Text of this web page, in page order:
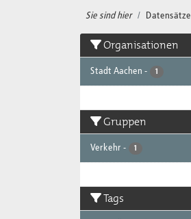
Sie sind hier Datensätze
Organisationen
Stadt Aachen - 1
Gruppen
Verkehr - 1
Tags